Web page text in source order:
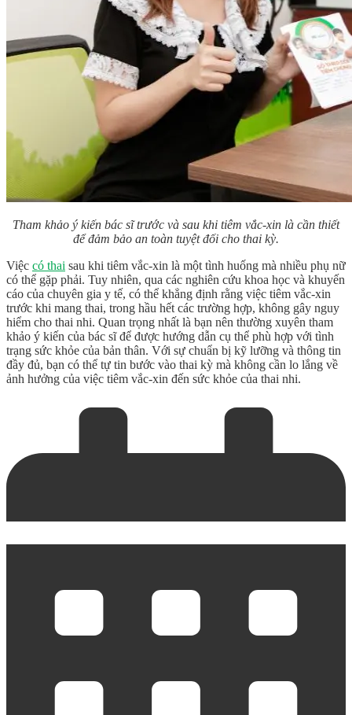
Tham khảo ý kiến bác sĩ trước và sau khi tiêm vắc-xin là cần thiết
để đảm bảo an toàn tuyệt đối cho thai kỳ.
Việc có thai sau khi tiêm vắc-xin là một tình huống mà nhiều phụ nữ
có thể gặp phải. Tuy nhiên, qua các nghiên cứu khoa học và khuyến
cáo của chuyên gia y tế, có thể khẳng định rằng việc tiêm vắc-xin
trước khi mang thai, trong hầu hết các trường hợp, không gây nguy
hiểm cho thai nhi. Quan trọng nhất là bạn nên thường xuyên tham
khảo ý kiến của bác sĩ để được hướng dẫn cụ thể phù hợp với tình
trạng sức khỏe của bản thân. Với sự chuẩn bị kỹ lưỡng và thông tin
đầy đủ, bạn có thể tự tin bước vào thai kỳ mà không cần lo lắng về
ảnh hưởng của việc tiêm vắc-xin đến sức khỏe của thai nhi.